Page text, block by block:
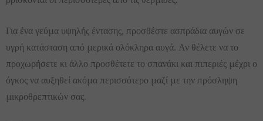
Για ένα γεύμα υψηλής έντασης, προσθέστε ασπράδια αυγών σε
υγρή κατάσταση από μερικά ολόκληρα αυγά. Αν θέλετε να το
προχωρήσετε κι άλλο προσθέτετε το σπανάκι και πιπεριές μέχρι ο
όγκος να αυξηθεί ακόμα περισσότερο μαζί με την πρόσληψη
μικροθρεπτικών σας.